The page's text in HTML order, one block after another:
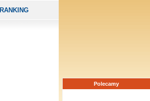
RANKING
Polecamy